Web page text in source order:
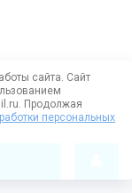
сайта. Сайт
Продолжая
персональных